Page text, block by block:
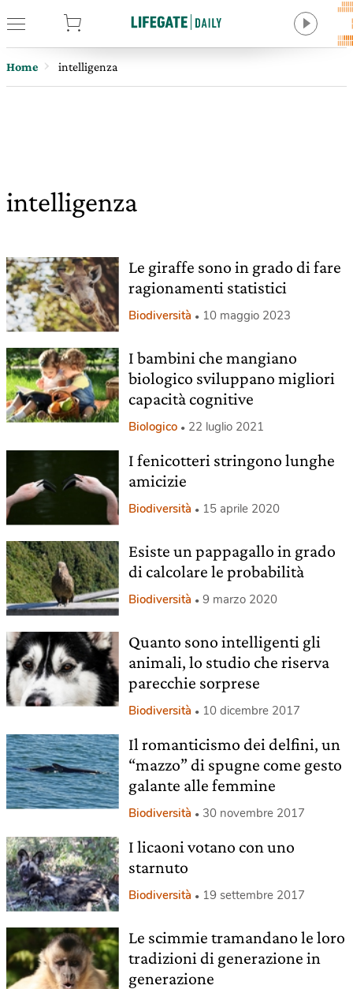
Home intelligenza
intelligenza
Le giraffe sono in grado di fare
ragionamenti statistici
Biodiversità 10 maggio 2023
I bambini che mangiano
biologico sviluppano migliori
capacità cognitive
Biologico 22 luglio 2021
I fenicotteri stringono lunghe
amicizie
Biodiversità 15 aprile 2020
Esiste un pappagallo in grado
di calcolare le probabilità
Biodiversità 9 marzo 2020
Quanto sono intelligenti gli
animali, lo studio che riserva
parecchie sorprese
Biodiversità 10 dicembre 2017
Il romanticismo dei delfini, un
“mazzo” di spugne come gesto
galante alle femmine
Biodiversità 30 novembre 2017
I licaoni votano con uno
starnuto
Biodiversità 19 settembre 2017
Le scimmie tramandano le loro
tradizioni di generazione in
generazione